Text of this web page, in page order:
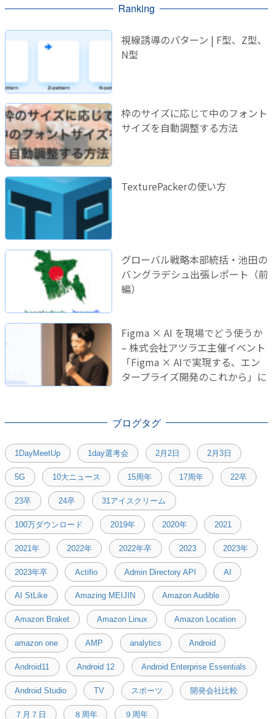
Ranking
視線誘導のパターン | F型、Z型、
N型
枠のサイズに応じて中のフォント
サイズを自動調整する方法
TexturePackerの使い方
グローバル戦略本部統括・池田の
バングラデシュ出張レポート（前
編）
Figma × AI を現場でどう使うか
– 株式会社アツラエ主催イベント
「Figma × AIで実現する、エン
タープライズ開発のこれから」に
ブログタグ
1DayMeetUp 1day選考会 2月2日 2月3日
5G 10大ニュース 15周年 17周年 22卒
23卒 24卒 31アイスクリーム
100万ダウンロード 2019年 2020年 2021
2021年 2022年 2022年卒 2023 2023年
2023年卒 Actifio Admin Directory API AI
AI StLike Amazing MEIJIN Amazon Audible
Amazon Braket Amazon Linux Amazon Location
amazon one AMP analytics Android
Android11 Android 12 Android Enterprise Essentials
Android Studio TV スポーツ 開発会社比較
７月７日 ８周年 ９周年